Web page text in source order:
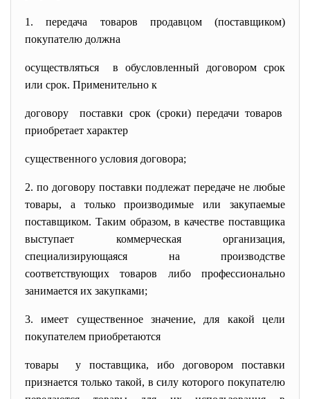
1. передача товаров продавцом (поставщиком)
покупателю должна
осуществляться в обусловленный договором срок
или срок. Применительно к
договору поставки срок (сроки) передачи товаров
приобретает характер
существенного условия договора;
2. по договору поставки подлежат передаче не любые
товары, а только производимые или закупаемые
поставщиком. Таким образом, в качестве поставщика
выступает коммерческая организация,
специализирующаяся на производстве
соответствующих товаров либо профессионально
занимается их закупками;
3. имеет существенное значение, для какой цели
покупателем приобретаются
товары у поставщика, ибо договором поставки
признается только такой, в силу которого покупателю